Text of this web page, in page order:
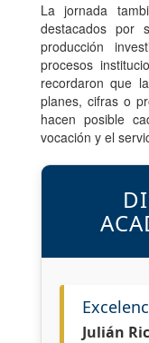
La jornada
destacados por
producción
procesos
recordaron que
planes, cifras o
hacen posible
vocación y el
Julián